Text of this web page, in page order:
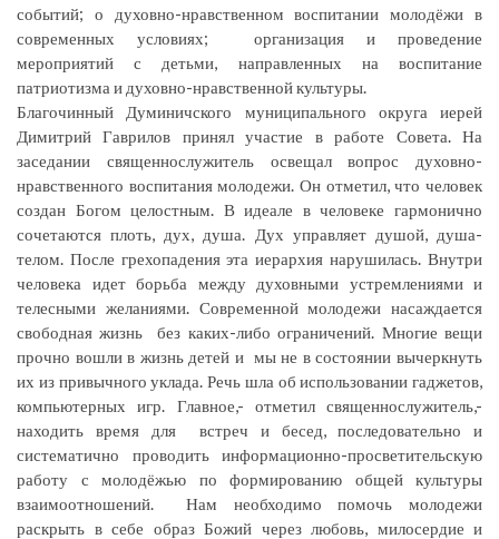
событий; о духовно-нравственном воспитании молодёжи в
современных условиях; организация и проведение
мероприятий с детьми, направленных на воспитание
патриотизма и духовно-нравственной культуры.
Благочинный Думиничского муниципального округа иерей
Димитрий Гаврилов принял участие в работе Совета. На
заседании священнослужитель освещал вопрос духовно-
нравственного воспитания молодежи. Он отметил, что человек
создан Богом целостным. В идеале в человеке гармонично
сочетаются плоть, дух, душа. Дух управляет душой, душа-
телом. После грехопадения эта иерархия нарушилась. Внутри
человека идет борьба между духовными устремлениями и
телесными желаниями. Современной молодежи насаждается
свободная жизнь без каких-либо ограничений. Многие вещи
прочно вошли в жизнь детей и мы не в состоянии вычеркнуть
их из привычного уклада. Речь шла об использовании гаджетов,
компьютерных игр. Главное,- отметил священнослужитель,-
находить время для встреч и бесед, последовательно и
систематично проводить информационно-просветительскую
работу с молодёжью по формированию общей культуры
взаимоотношений. Нам необходимо помочь молодежи
раскрыть в себе образ Божий через любовь, милосердие и